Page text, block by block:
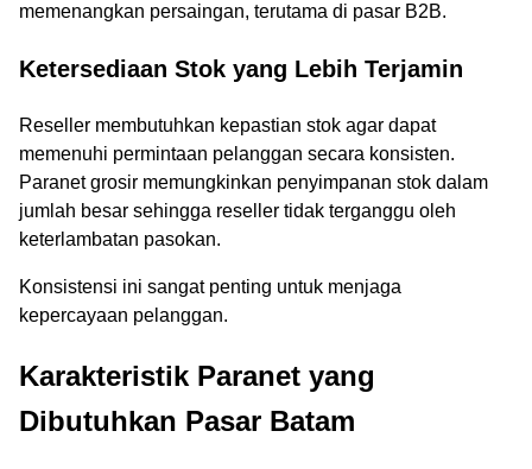
memenangkan persaingan, terutama di pasar B2B.
Ketersediaan Stok yang Lebih Terjamin
Reseller membutuhkan kepastian stok agar dapat
memenuhi permintaan pelanggan secara konsisten.
Paranet grosir memungkinkan penyimpanan stok dalam
jumlah besar sehingga reseller tidak terganggu oleh
keterlambatan pasokan.
Konsistensi ini sangat penting untuk menjaga
kepercayaan pelanggan.
Karakteristik Paranet yang
Dibutuhkan Pasar Batam